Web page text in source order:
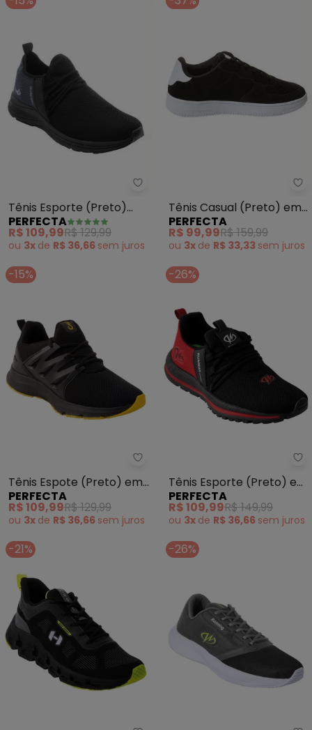
Perfecta - Tênis Esporte
Tênis Esporte (Preto)
com Detalhes em
Sintético
PERFECTA
R$ 109,99R$ 129,99
ou 3x de R$ 36,66 sem juros
Tênis Casual (Preto) em
Camurça Sintética
PERFECTA
R$ 99,99R$ 159,99
ou 3x de R$ 33,33 sem juros
-15%
Perfecta - Tênis Espote
Tênis Espote (Preto) em
Tecido
PERFECTA
R$ 109,99R$ 129,99
ou 3x de R$ 36,66 sem juros
-26%
Tênis Esporte (Preto) em
Tecido
PERFECTA
R$ 109,99R$ 149,99
ou 3x de R$ 36,66 sem juros
-21% -26%